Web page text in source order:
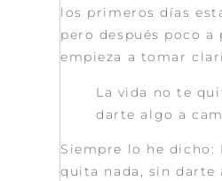
los primeros días
pero después poco a
empieza a tomar
La vida no te
darte algo a
Siempre lo he dicho:
quita nada, sin darte